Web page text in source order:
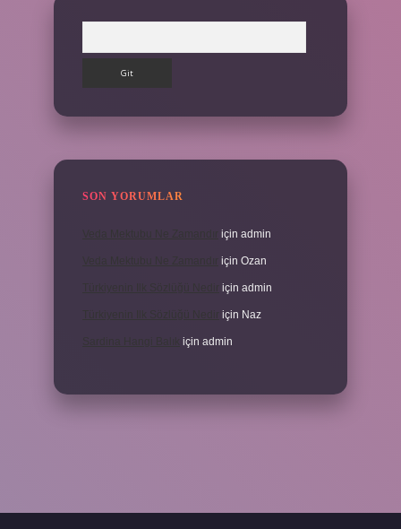
SON YORUMLAR
için admin
için Ozan
için admin
için Naz
için admin